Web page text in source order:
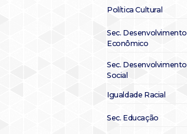
Política Cultural
Sec. Desenvolvimento
Econômico
Sec. Desenvolvimento
Social
Igualdade Racial
Sec. Educação